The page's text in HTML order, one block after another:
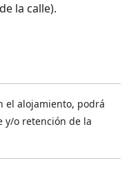
la calle).
el alojamiento, podrá
y/o retención de la